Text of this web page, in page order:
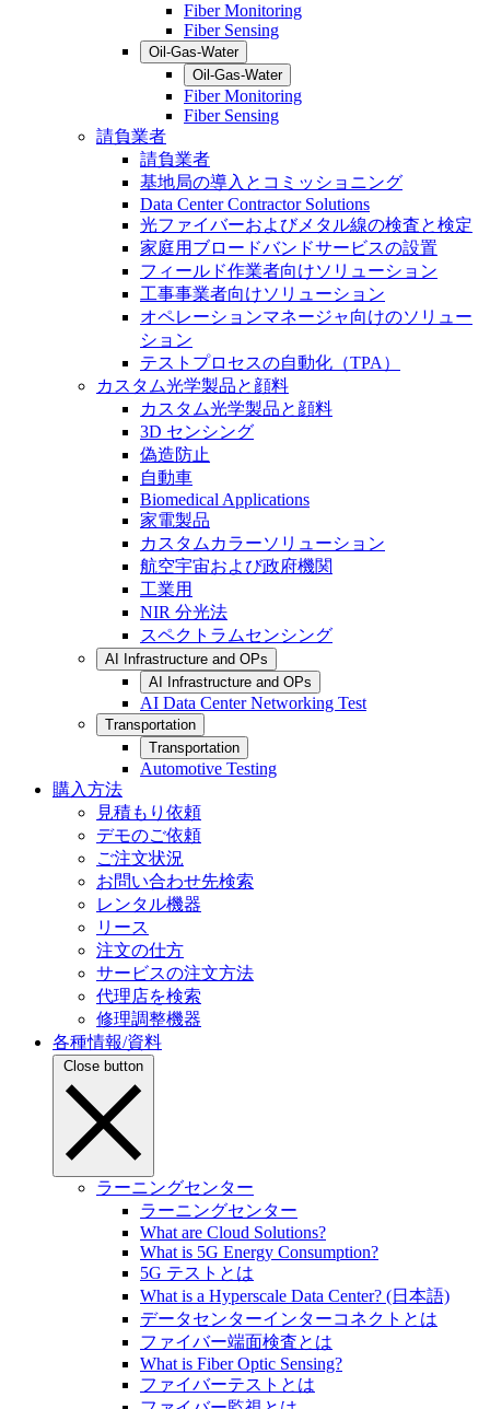
Fiber Monitoring
Fiber Sensing
Oil-Gas-Water
Oil-Gas-Water
Fiber Monitoring
Fiber Sensing
請負業者
請負業者
基地局の導入とコミッショニング
Data Center Contractor Solutions
光ファイバーおよびメタル線の検査と検定
家庭用ブロードバンドサービスの設置
フィールド作業者向けソリューション
工事事業者向けソリューション
オペレーションマネージャ向けのソリュー
ション
テストプロセスの自動化（TPA）
カスタム光学製品と顔料
カスタム光学製品と顔料
3D センシング
偽造防止
自動車
Biomedical Applications
家電製品
カスタムカラーソリューション
航空宇宙および政府機関
工業用
NIR 分光法
スペクトラムセンシング
AI Infrastructure and OPs
AI Infrastructure and OPs
AI Data Center Networking Test
Transportation
Transportation
Automotive Testing
購入方法
見積もり依頼
デモのご依頼
ご注文状況
お問い合わせ先検索
レンタル機器
リース
注文の仕方
サービスの注文方法
代理店を検索
修理調整機器
各種情報/資料
Close button
ラーニングセンター
ラーニングセンター
What are Cloud Solutions?
What is 5G Energy Consumption?
5G テストとは
What is a Hyperscale Data Center? (日本語)
データセンターインターコネクトとは
ファイバー端面検査とは
What is Fiber Optic Sensing?
ファイバーテストとは